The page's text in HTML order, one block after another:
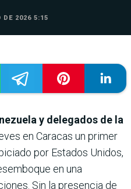
DE 2026 5:15
y delegados de la
en Caracas un primer
por Estados Unidos,
en una
Sin la presencia de